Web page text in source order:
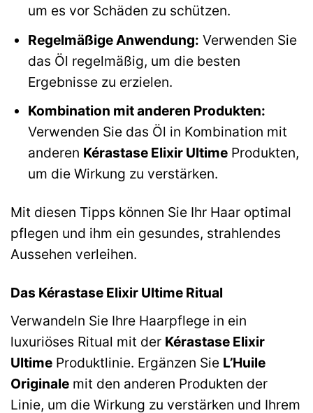
um es vor Schäden zu schützen.
Regelmäßige Anwendung: Verwenden Sie
das Öl regelmäßig, um die besten
Ergebnisse zu erzielen.
Kombination mit anderen Produkten:
Verwenden Sie das Öl in Kombination mit
anderen Kérastase Elixir UltimeProdukten,
um die Wirkung zu verstärken.
Mit diesen Tipps können Sie Ihr Haar optimal
pflegen und ihm ein gesundes, strahlendes
Aussehen verleihen.
Das Kérastase Elixir Ultime Ritual
Verwandeln Sie Ihre Haarpflege in ein
luxuriöses Ritual mit der Kérastase Elixir
Ultime Produktlinie. Ergänzen Sie L’Huile
Originale mit den anderen Produkten der
Linie, um die Wirkung zu verstärken und Ihrem